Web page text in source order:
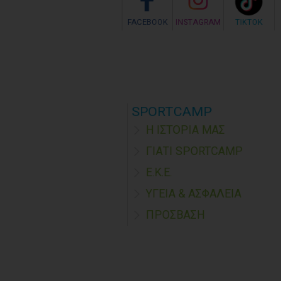
FACEBOOK INSTAGRAM TIKTOK
SPORTCAMP
Η ΙΣΤΟΡΙΑ ΜΑΣ
ΓΙΑΤΙ SPORTCAMP
Ε.Κ.Ε.
ΥΓΕΙΑ & ΑΣΦΑΛΕΙΑ
ΠΡΟΣΒΑΣΗ